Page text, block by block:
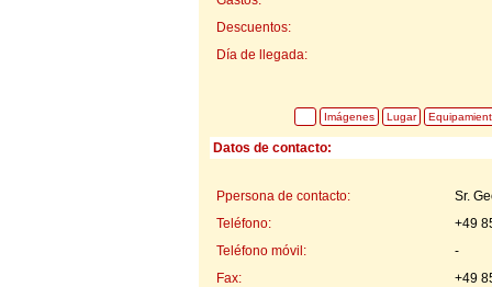
Descuentos:
Día de llegada:
Imágenes Lugar
Datos de contacto:
Ppersona de contacto:
Sr.
Teléfono:
+49
Teléfono móvil:
-
Fax:
+49